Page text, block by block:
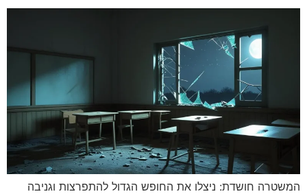
המשטרה חושדת: ניצלו את החופש הגדול להתפרצות וגניבה